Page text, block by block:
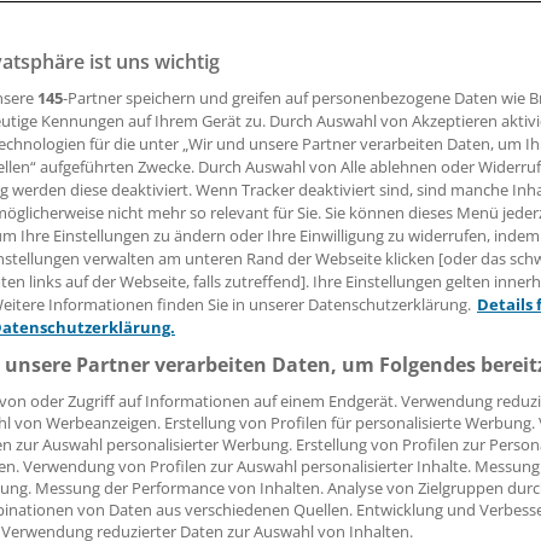
aus dem Blut von Malaria-Infizierten produzieren
Erkrankung schützen.
05:51 Uhr
am Deutschen Krebsforschungszentrum
neuen Malaria-Impfstoffs einen Schritt näher
Menschen, die in einem Malaria-Hochrisikogebiet
um Professor Hedda Wardemann gegen Malaria-
B-"Memory"-Zellen, heißt es in einer Mitteilung des
solche Gedächtniszellen bei fast allen Untersuchten –
Einige der Memory-Zellen produzierten Antikörper,
mit Sporozoiten schützen ( Immunity 2017; online 29.
die Möglichkeit exakt zu analysieren, gegen
ist uns wichtig
145-Partner speichern und greifen auf personenbezogene Daten wie
Kennungen auf Ihrem Gerät zu. Durch Auswahl von Akzeptieren
für die unter „Wir und unsere Partner verarbeiten Daten, um
aufgeführten Zwecke. Durch Auswahl von Alle ablehnen oder
werden diese deaktiviert. Wenn Tracker deaktiviert sind, sind manche
nicht mehr so relevant für Sie. Sie können dieses Menü
Ihre Einstellungen zu ändern oder Ihre Einwilligung zu widerrufen, indem
verwalten am unteren Rand der Webseite klicken [oder das
links auf der Webseite, falls zutreffend]. Ihre Einstellungen gelten
Informationen finden Sie in unserer Datenschutzerklärung. Details
Partner verarbeiten Daten, um Folgendes
oder Zugriff auf Informationen auf einem Endgerät. Verwendung
von Werbeanzeigen. Erstellung von Profilen für personalisierte
zur Auswahl personalisierter Werbung. Erstellung von Profilen zur
Verwendung von Profilen zur Auswahl personalisierter Inhalte.
Messung der Performance von Inhalten. Analyse von Zielgruppen
von Daten aus verschiedenen Quellen. Entwicklung und
reduzierter Daten zur Auswahl von Inhalten.